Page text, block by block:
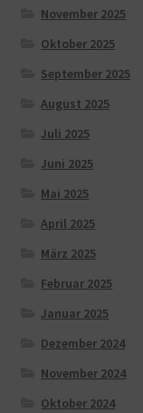
November 2025
Oktober 2025
September 2025
August 2025
Juli 2025
Juni 2025
Mai 2025
April 2025
März 2025
Februar 2025
Januar 2025
Dezember 2024
November 2024
Oktober 2024